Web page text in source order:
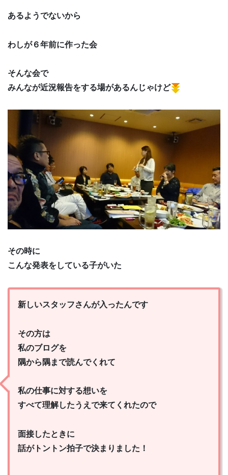
あるようでないから
わしが６年前に作った会
そんな会で
みんなが近況報告をする場があるんじゃけど
その時に
こんな発表をしている子がいた
新しいスタッフさんが入ったんです
その方は
私のブログを
隅から隅まで読んでくれて
私の仕事に対する想いを
すべて理解したうえで来てくれたので
面接したときに
話がトントン拍子で決まりました！